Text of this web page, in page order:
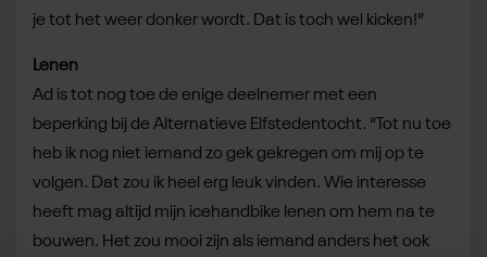
je tot het weer donker wordt. Dat is toch wel kicken!”
Lenen
Ad is tot nog toe de enige deelnemer met een
beperking bij de Alternatieve Elfstedentocht. “Tot nu toe
heb ik nog niet iemand zo gek gekregen om mij op te
volgen. Dat zou ik heel erg leuk vinden. Wie interesse
heeft mag altijd mijn icehandbike lenen om hem na te
bouwen. Het zou mooi zijn als iemand anders het ook